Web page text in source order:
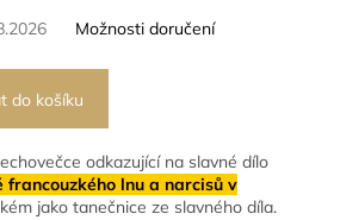
Možnosti doručení
do košíku
odkazující na slavné dílo
francouzkého lnu a narcisů v
jako tanečnice ze slavného díla.